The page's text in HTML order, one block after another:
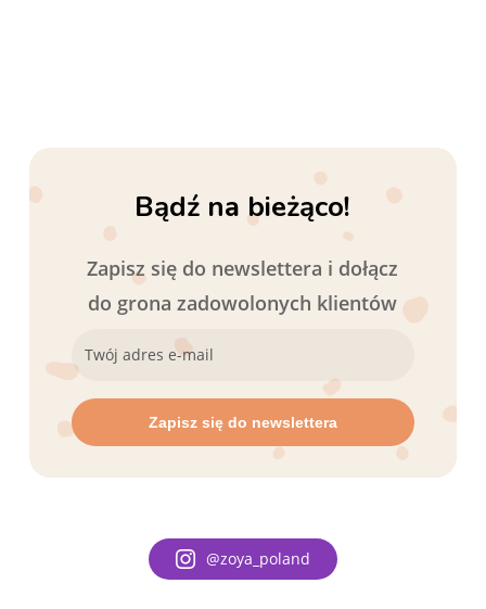
Bądź na bieżąco!
Zapisz się do newslettera i dołącz
do grona zadowolonych klientów
@zoya_poland